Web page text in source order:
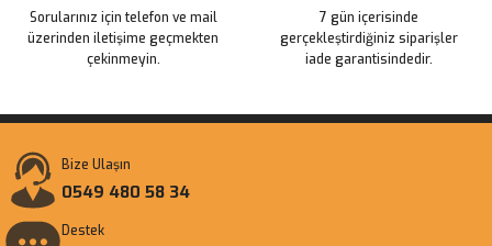
Sorularınız için telefon ve mail
üzerinden iletişime geçmekten
çekinmeyin.
7 gün içerisinde
gerçekleştirdiğiniz siparişler
iade garantisindedir.
Bize Ulaşın
0549 480 58 34
Destek